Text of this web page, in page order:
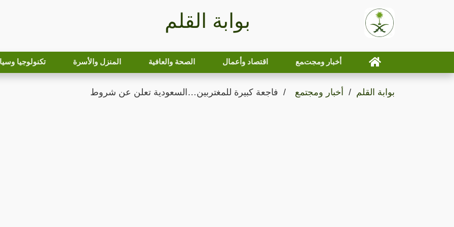
بوابة القلم
أخبار ومجتمع اقتصاد وأعمال الصحة والعافية المنزل والأسرة تكنولوجيا
بوابة القلم أخبار ومجتمع فاجعة كبيرة للمغتربين…السعودية تعلن عن شروط